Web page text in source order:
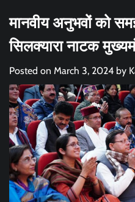
मानवीय अनुभवों को
सिलक्यारा नाटक
Posted on March 3, 2024 by